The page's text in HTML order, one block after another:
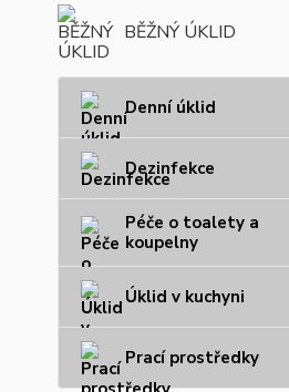
BĚŽNÝ ÚKLID
Denní úklid
Dezinfekce
Péče o toalety a
koupelny
Úklid v kuchyni
Prací prostředky